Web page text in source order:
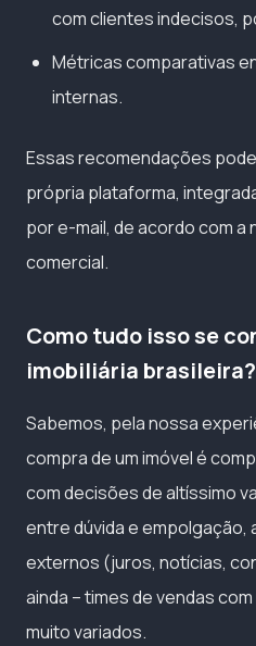
com clientes indecisos,
Métricas comparativas
internas.
Essas recomendações
própria plataforma,
por e-mail, de acordo com a
comercial.
Como tudo isso se
imobiliária brasileira?
Sabemos, pela nossa
compra de um imóvel é
com decisões de altíssimo
entre dúvida e empolgação,
externos (juros, notícias,
ainda – times de vendas
muito variados.